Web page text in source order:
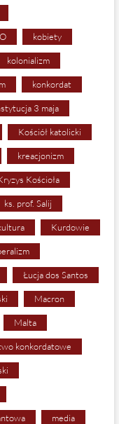
kobiety
kolonializm
konkordat
3 maja
Kościół katolicki
kreacjonizm
Kościoła
ks. prof. Salij
Kurdowie
Łucja dos Santos
Macron
Malta
konkordatowe
media